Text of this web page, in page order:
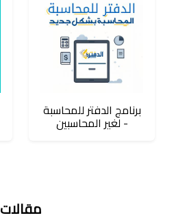
برنامج الدفتر للمحاسبة
- لغير المحاسبين
مقالات